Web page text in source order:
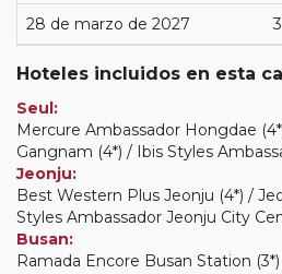
28 de marzo de 2027
Hoteles incluidos en esta
Seul:
Mercure Ambassador Hongdae
Gangnam (4*) / Ibis Styles
Jeonju:
Best Western Plus Jeonju (4*) /
Styles Ambassador Jeonju City
Busan:
Ramada Encore Busan Station